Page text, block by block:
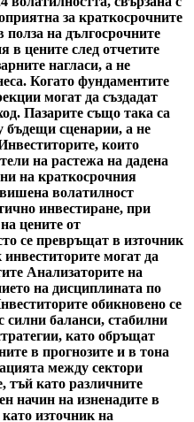
за краткосрочните
полза на дългосрочните
в цените след отчетите
нагласи, а не
Когато фундаментите
могат да създадат
Пазарите също така са
бъдещи сценарии, а не
които
на растежа на дадена
на краткосрочния
волатилност
инвестиране, при
цените от
се превръщат в източник
могат да
Анализаторите на
на дисциплината по
обикновено се
силни баланси, стабилни
като обръщат
в прогнозите и в тона
между сектори
тъй като различните
начин на изненадите в
източник на